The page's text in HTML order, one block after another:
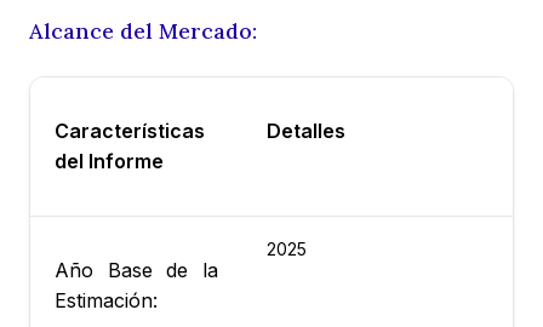
Alcance del Mercado:
Características
del Informe
Detalles
Año Base de la
Estimación:
2025